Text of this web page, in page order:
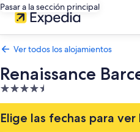
Pasar a la sección principal
Ver todos los alojamientos
Renaissance
Alojamiento
de
4.5 estrellas
Elige las fechas para ver